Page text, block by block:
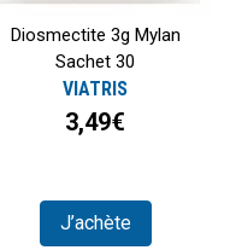
Diosmectite 3g Mylan
Sachet 30
VIATRIS
3,49€
J’achète